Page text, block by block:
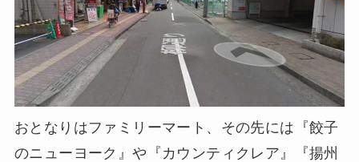
おとなりはファミリーマート、その先には『餃子
のニューヨーク』や『カウンティクレア』『揚州